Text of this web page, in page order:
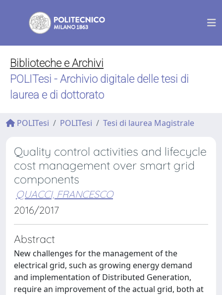
Biblioteche e Archivi
POLITesi - Archivio digitale delle tesi di
laurea e di dottorato
POLITesi POLITesi Tesi di laurea Magistrale
Quality control activities and lifecycle
cost management over smart grid
components
QUACCI, FRANCESCO
2016/2017
Abstract
New challenges for the management of the
electrical grid, such as growing energy demand
and implementation of Distributed Generation,
require an improvement of the actual grid, both at